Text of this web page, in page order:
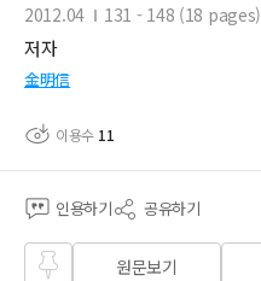
2012.04
131 - 148 (18 pages)
저자
金明信
이용수 11
인용하기 공유하기
즐겨
원문보기